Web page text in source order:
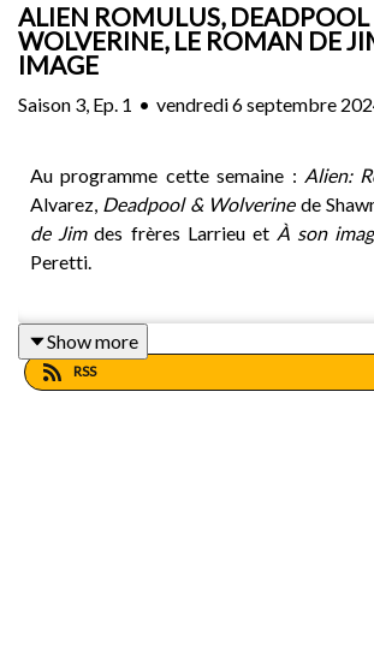
ALIEN ROMULUS,
WOLVERINE, LE ROMAN DE
IMAGE
Saison 3 Ep. 1 • vendredi 6 septembre
Au programme cette semaine : Alien:
Alvarez, Deadpool & Wolverinede
de Jimdes frères Larrieu et À son
Peretti.
Mais aussiThe Crowde Rupert
Camila Beltrán,Hit Mande Richard
Show more
RSS